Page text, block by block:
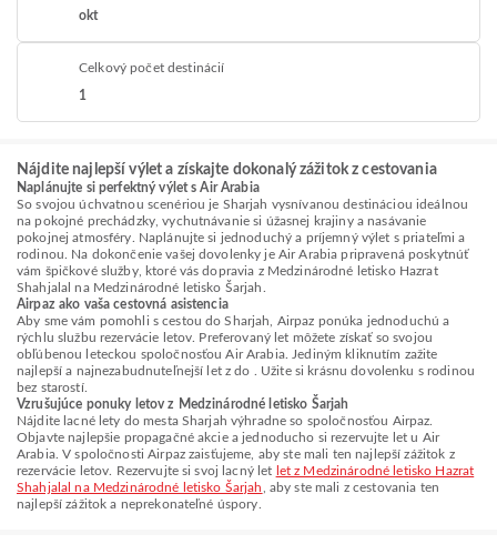
okt
Celkový počet destinácií
1
Nájdite najlepší výlet a získajte dokonalý zážitok z cestovania
Naplánujte si perfektný výlet s Air Arabia
So svojou úchvatnou scenériou je Sharjah vysnívanou destináciou ideálnou
na pokojné prechádzky, vychutnávanie si úžasnej krajiny a nasávanie
pokojnej atmosféry. Naplánujte si jednoduchý a príjemný výlet s priateľmi a
rodinou. Na dokončenie vašej dovolenky je Air Arabia pripravená poskytnúť
vám špičkové služby, ktoré vás dopravia z Medzinárodné letisko Hazrat
Shahjalal na Medzinárodné letisko Šarjah.
Airpaz ako vaša cestovná asistencia
Aby sme vám pomohli s cestou do Sharjah, Airpaz ponúka jednoduchú a
rýchlu službu rezervácie letov. Preferovaný let môžete získať so svojou
obľúbenou leteckou spoločnosťou Air Arabia. Jediným kliknutím zažite
najlepší a najnezabudnuteľnejší let z do . Užite si krásnu dovolenku s rodinou
bez starostí.
Vzrušujúce ponuky letov z Medzinárodné letisko Šarjah
Nájdite lacné lety do mesta Sharjah výhradne so spoločnosťou Airpaz.
Objavte najlepšie propagačné akcie a jednoducho si rezervujte let u Air
Arabia. V spoločnosti Airpaz zaisťujeme, aby ste mali ten najlepší zážitok z
rezervácie letov. Rezervujte si svoj lacný let let z Medzinárodné letisko Hazrat
Shahjalal na Medzinárodné letisko Šarjah
, aby ste mali z cestovania ten
najlepší zážitok a neprekonateľné úspory.